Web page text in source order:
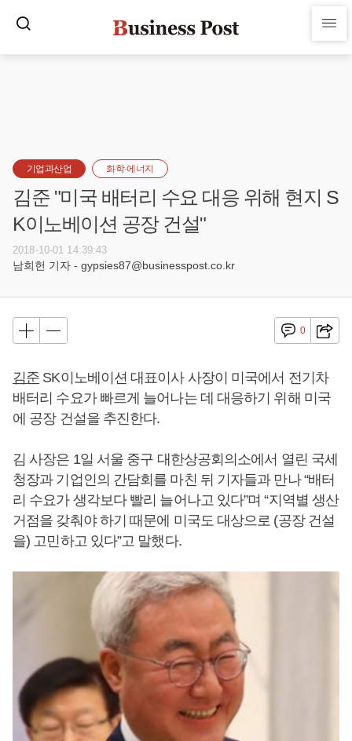
기업과산업 화학·에너지
김준 "미국 배터리 수요 대응 위해 현지 S
K이노베이션 공장 건설"
2018-10-01 14:39:43
남희헌 기자 - gypsies87@businesspost.co.kr
0
김준 SK이노베이션 대표이사 사장이 미국에서 전기차
배터리 수요가 빠르게 늘어나는 데 대응하기 위해 미국
에 공장 건설을 추진한다.
김 사장은 1일 서울 중구 대한상공회의소에서 열린 국세
청장과 기업인의 간담회를 마친 뒤 기자들과 만나 “배터
리 수요가 생각보다 빨리 늘어나고 있다”며 “지역별 생산
거점을 갖춰야 하기 때문에 미국도 대상으로 (공장 건설
을) 고민하고 있다”고 말했다.